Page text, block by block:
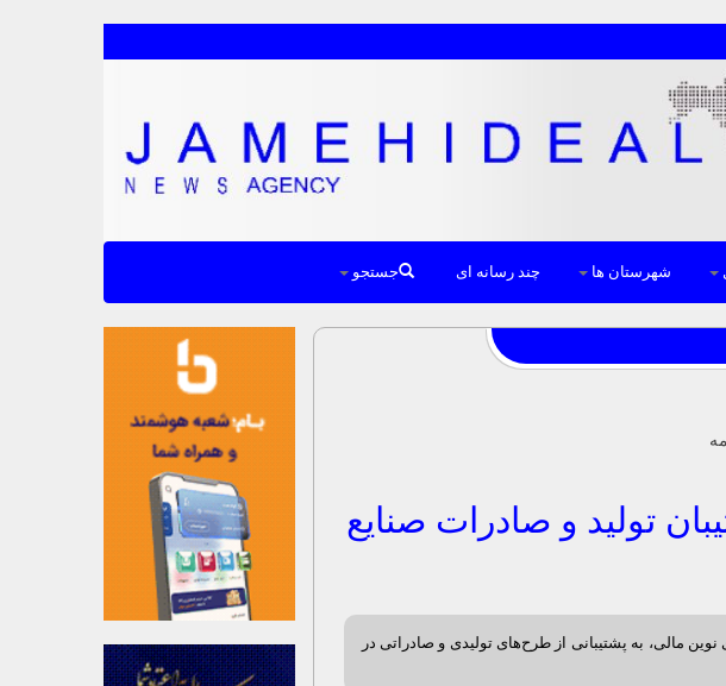
جستجو چند رسانه ای شهرستان ها
تولید و صادرات صنایع
مالی، به پشتیبانی از طرح‌های تولیدی و صادراتی در